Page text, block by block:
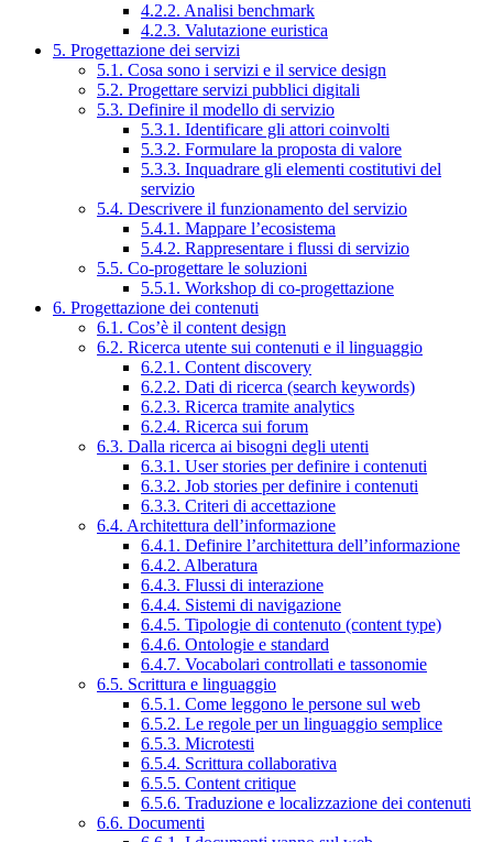
4.2.2. Analisi benchmark
4.2.3. Valutazione euristica
5. Progettazione dei servizi
5.1. Cosa sono i servizi e il service design
5.2. Progettare servizi pubblici digitali
5.3. Definire il modello di servizio
5.3.1. Identificare gli attori coinvolti
5.3.2. Formulare la proposta di valore
5.3.3. Inquadrare gli elementi costitutivi del
servizio
5.4. Descrivere il funzionamento del servizio
5.4.1. Mappare l’ecosistema
5.4.2. Rappresentare i flussi di servizio
5.5. Co-progettare le soluzioni
5.5.1. Workshop di co-progettazione
6. Progettazione dei contenuti
6.1. Cos’è il content design
6.2. Ricerca utente sui contenuti e il linguaggio
6.2.1. Content discovery
6.2.2. Dati di ricerca (search keywords)
6.2.3. Ricerca tramite analytics
6.2.4. Ricerca sui forum
6.3. Dalla ricerca ai bisogni degli utenti
6.3.1. User stories per definire i contenuti
6.3.2. Job stories per definire i contenuti
6.3.3. Criteri di accettazione
6.4. Architettura dell’informazione
6.4.1. Definire l’architettura dell’informazione
6.4.2. Alberatura
6.4.3. Flussi di interazione
6.4.4. Sistemi di navigazione
6.4.5. Tipologie di contenuto (content type)
6.4.6. Ontologie e standard
6.4.7. Vocabolari controllati e tassonomie
6.5. Scrittura e linguaggio
6.5.1. Come leggono le persone sul web
6.5.2. Le regole per un linguaggio semplice
6.5.3. Microtesti
6.5.4. Scrittura collaborativa
6.5.5. Content critique
6.5.6. Traduzione e localizzazione dei contenuti
6.6. Documenti